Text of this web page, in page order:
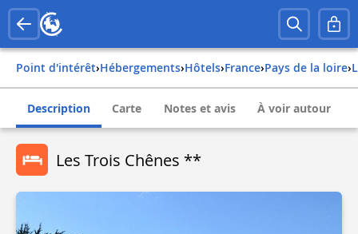
Point d'intérêt› Hébergements› Hôtels› france› pays de la loire›
Description Carte Notes et avis À voir autour
Les Trois Chênes **